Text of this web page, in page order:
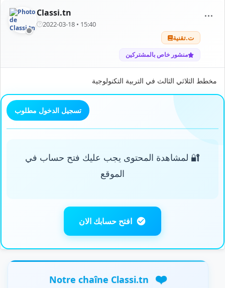
Classi.tn
2022-03-18 • 15:40
ت.تقنية
منشور خاص بالمشتركين
⋯
مخطط الثلاثي الثالث في التربية التكنولوجية
تسجيل الدخول مطلوب
🔐 لمشاهدة المحتوى يجب عليك فتح حساب في
الموقع
افتح حسابك الان
Notre chaîne Classi.tn ❤️